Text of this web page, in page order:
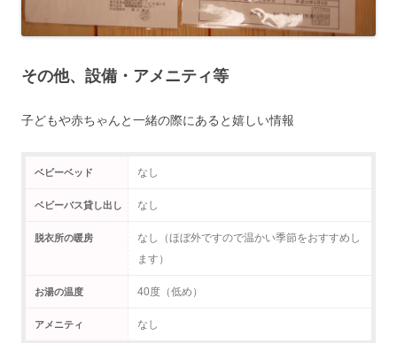
その他、設備・アメニティ等
子どもや赤ちゃんと一緒の際にあると嬉しい情報
ベビーベッド なし
ベビーバス貸し出し なし
脱衣所の暖房
なし（ほぼ外ですので温かい季節をおすすめし
ます）
お湯の温度 40度（低め）
アメニティ なし